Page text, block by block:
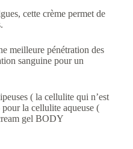
cette crème permet de
meilleure pénétration des
sanguine pour un
( la cellulite qui n’est
la cellulite aqueuse (
gel BODY